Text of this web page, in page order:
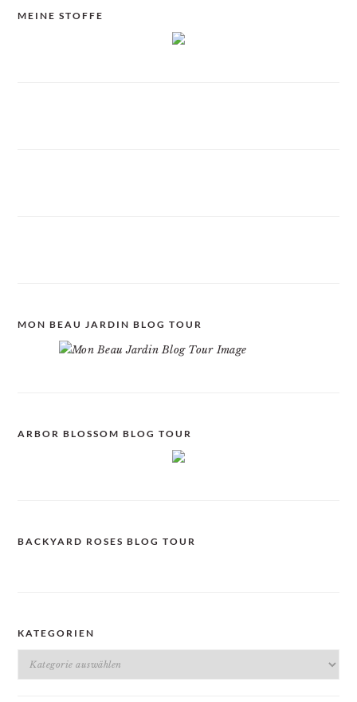
MEINE STOFFE
MON BEAU JARDIN BLOG TOUR
ARBOR BLOSSOM BLOG TOUR
BACKYARD ROSES BLOG TOUR
KATEGORIEN
Kategorien